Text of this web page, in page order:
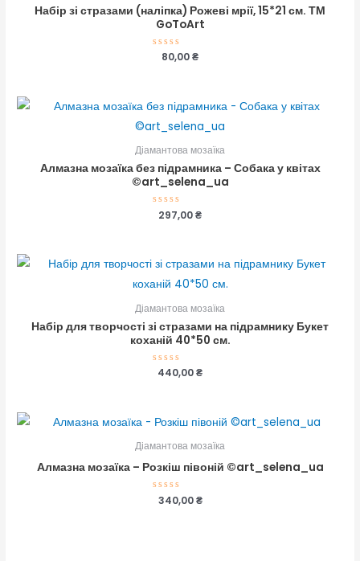
Набір зі стразами (наліпка) Рожеві мрії, 15*21 см. ТМ
GoToArt
Оцінено
80,00₴
Діамантова мозаїка
Алмазна мозаїка без підрамника – Собака у квітах
©art_selena_ua
Оцінено
297,00₴
Діамантова мозаїка
Набір для творчості зі стразами на підрамнику Букет
коханій 40*50 см.
Оцінено
440,00₴
Діамантова мозаїка
Алмазна мозаїка – Розкіш півоній ©art_selena_ua
Оцінено
340,00₴